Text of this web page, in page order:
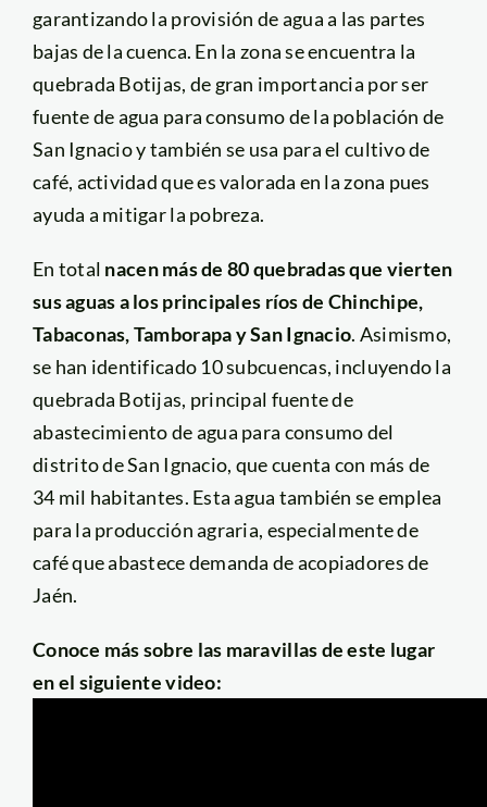
garantizando la provisión de agua a las partes
bajas de la cuenca. En la zona se encuentra la
quebrada Botijas, de gran importancia por ser
fuente de agua para consumo de la población de
San Ignacio y también se usa para el cultivo de
café, actividad que es valorada en la zona pues
ayuda a mitigar la pobreza.
En total nacen más de 80 quebradas que vierten
sus aguas a los principales ríos de Chinchipe,
Tabaconas, Tamborapa y San Ignacio. Asimismo,
se han identificado 10 subcuencas, incluyendo la
quebrada Botijas, principal fuente de
abastecimiento de agua para consumo del
distrito de San Ignacio, que cuenta con más de
34 mil habitantes. Esta agua también se emplea
para la producción agraria, especialmente de
café que abastece demanda de acopiadores de
Jaén.
Conoce más sobre las maravillas de este lugar
en el siguiente video: